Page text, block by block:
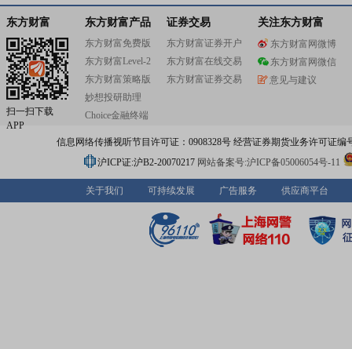
东方财富
扫一扫下载
APP
东方财富产品
东方财富免费版
东方财富Level-2
东方财富策略版
妙想投研助理
Choice金融终端
证券交易
东方财富证券开户
东方财富在线交易
东方财富证券交易
关注东方财富
东方财富网微博
东方财富网微信
意见与建议
信息网络传播视听节目许可证：0908328号 经营证券期货业务许可证编
沪ICP证:沪B2-20070217 网站备案号:沪ICP备05006054号-11
关于我们 可持续发展 广告服务 供应商平台